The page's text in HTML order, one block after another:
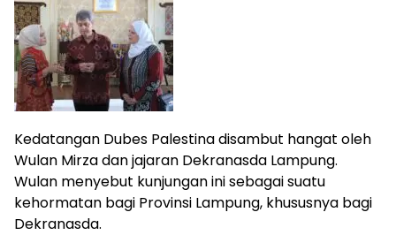
Kedatangan Dubes Palestina disambut hangat oleh
Wulan Mirza dan jajaran Dekranasda Lampung.
Wulan menyebut kunjungan ini sebagai suatu
kehormatan bagi Provinsi Lampung, khususnya bagi
Dekranasda.